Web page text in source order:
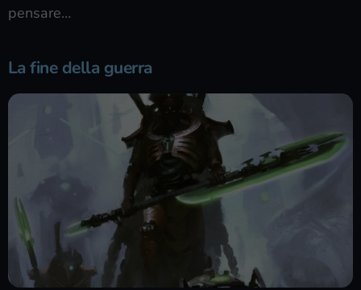
pensare…
La fine della guerra